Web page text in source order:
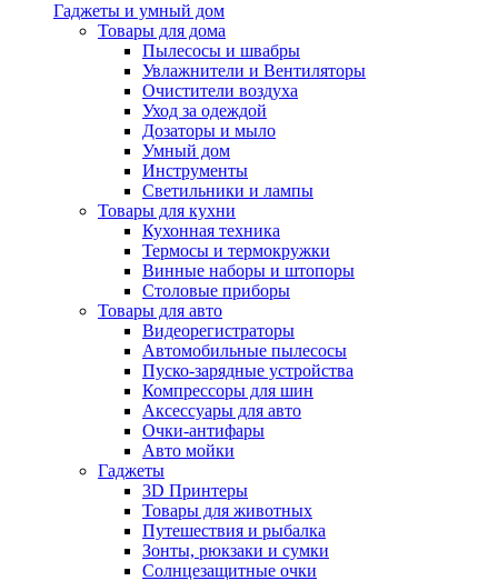
Гаджеты и умный дом
Товары для дома
Пылесосы и швабры
Увлажнители и Вентиляторы
Очистители воздуха
Уход за одеждой
Дозаторы и мыло
Умный дом
Инструменты
Светильники и лампы
Товары для кухни
Кухонная техника
Термосы и термокружки
Винные наборы и штопоры
Столовые приборы
Товары для авто
Видеорегистраторы
Автомобильные пылесосы
Пуско-зарядные устройства
Компрессоры для шин
Аксессуары для авто
Очки-антифары
Авто мойки
Гаджеты
3D Принтеры
Товары для животных
Путешествия и рыбалка
Зонты, рюкзаки и сумки
Солнцезащитные очки